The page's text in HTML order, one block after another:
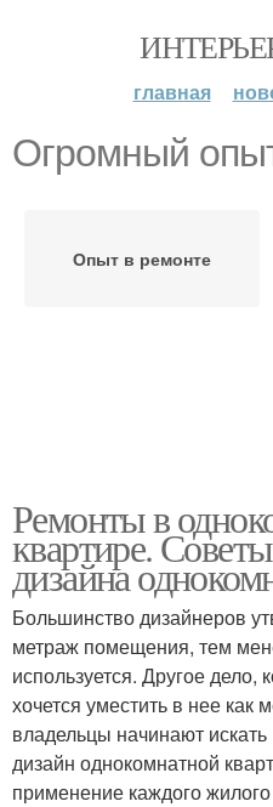
главная
Огромный
Опыт в ремонте
Ремонты в
квартире.
дизайна
Большинство дизайнеров
метраж помещения, тем
используется. Другое дело,
хочется уместить в нее как
владельцы начинают
дизайн однокомнатной
применение каждого